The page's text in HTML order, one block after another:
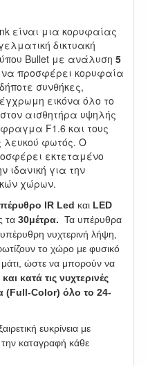
είναι μια κορυφαίας
δικτυακή
Bullet με ανάλυση 5
προσφέρει κορυφαία
συνθήκες,
εικόνα όλο το
αισθητήρα υψηλής
F1.6 και τους
λευκού φωτός. Ο
εκτεταμένο
ιδανική για την
χώρων.
IR Led και LED
τα 30μέτρα. Τα υπέρυθρα
νυχτερινή λήψη,
το χώρο με φυσικό
ώστε να μπορούν να
κατά τις νυχτερινές
(Full-Color) όλο το 24-
ευκρίνεια με
καταγραφή κάθε